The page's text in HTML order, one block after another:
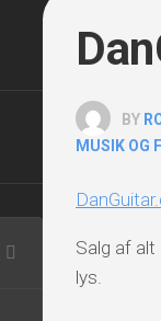
BY
MUSIK OG
Salg af
lys.